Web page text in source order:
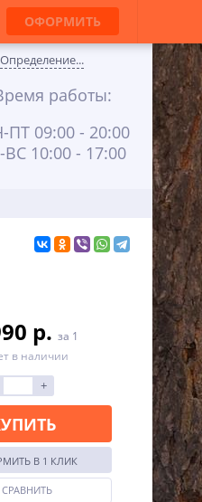
Определение...
работы:
ПТ 09:00 - 20:00
ВС 10:00 - 17:00
p. за 1
в наличии
+
В 1 КЛИК
СРАВНИТЬ
ОФОРМИТЬ